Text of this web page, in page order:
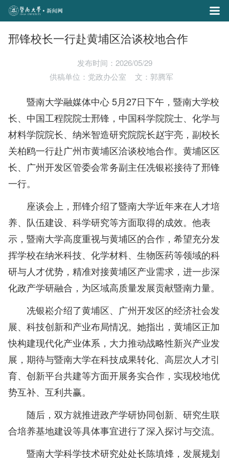
邢锋校长一行赴黄埔区洽谈校地合作
发布时间：2026/05/29
供稿单位：党政办公室
文：郭腾军
暨南大学融媒体中心 5月27日下午，暨南大学校
长、中国工程院院士邢锋，中国科学院院士、化学与
材料学院院长、纳米智造研究院院长赵宇亮，副校长
关柏鸥一行赴广州市黄埔区洽谈校地合作。黄埔区区
长、广州开发区管委会常务副主任冼银崧接待了邢锋
一行。
座谈会上，邢锋介绍了暨南大学近年来在人才培
养、队伍建设、科学研究等方面取得的成效。他表
示，暨南大学高度重视与黄埔区的合作，希望充分发
挥学校在纳米科技、化学材料、生物医药等领域的科
研与人才优势，精准对接黄埔区产业需求，进一步深
化政产学研融合，为区域高质量发展贡献暨南力量。
冼银崧介绍了黄埔区、广州开发区的经济社会发
展、科技创新和产业布局情况。她指出，黄埔区正加
快构建现代化产业体系，大力推动战略性新兴产业发
展，期待与暨南大学在科技成果转化、高层次人才引
育、创新平台共建等方面开展务实合作，实现校地优
势互补、互利共赢。
随后，双方就推进政产学研协同创新、研究生联
合培养基地建设等具体事宜进行了深入探讨与交流。
暨南大学科学技术研究处处长陈填烽，发展规划